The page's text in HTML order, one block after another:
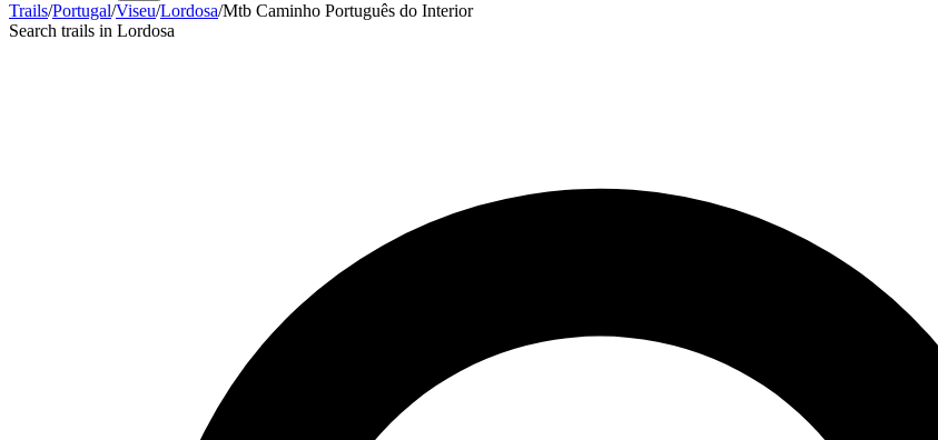
Trails/Portugal/Viseu/Lordosa/Mtb Caminho Português do Interior
Search trails in Lordosa